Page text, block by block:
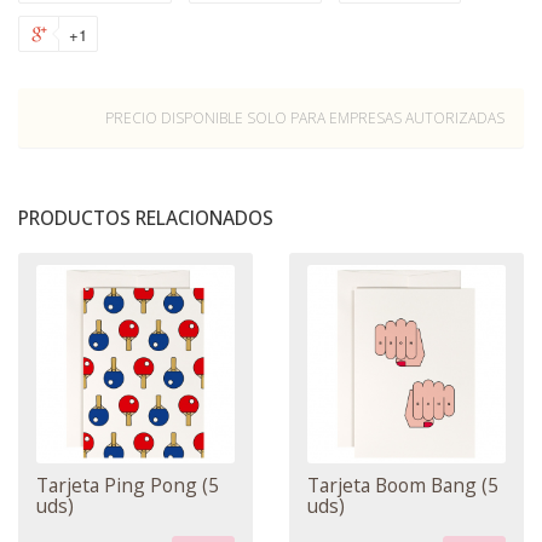
+1
PRECIO DISPONIBLE SOLO PARA EMPRESAS AUTORIZADAS
PRODUCTOS RELACIONADOS
Tarjeta Ping Pong (5
uds)
Tarjeta Boom Bang (5
uds)